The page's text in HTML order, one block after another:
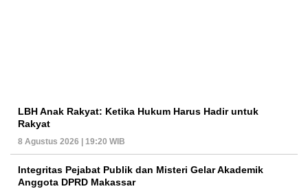
LBH Anak Rakyat: Ketika Hukum Harus Hadir untuk
Rakyat
8 Agustus 2026 | 19:20 WIB
Integritas Pejabat Publik dan Misteri Gelar Akademik
Anggota DPRD Makassar